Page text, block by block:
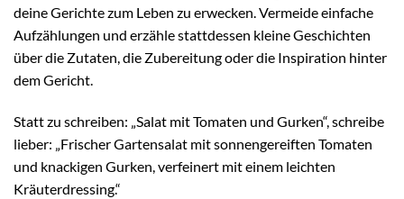
deine Gerichte zum Leben zu erwecken. Vermeide einfache
Aufzählungen und erzähle stattdessen kleine Geschichten
über die Zutaten, die Zubereitung oder die Inspiration hinter
dem Gericht.
Statt zu schreiben: „Salat mit Tomaten und Gurken“, schreibe
lieber: „Frischer Gartensalat mit sonnengereiften Tomaten
und knackigen Gurken, verfeinert mit einem leichten
Kräuterdressing.“